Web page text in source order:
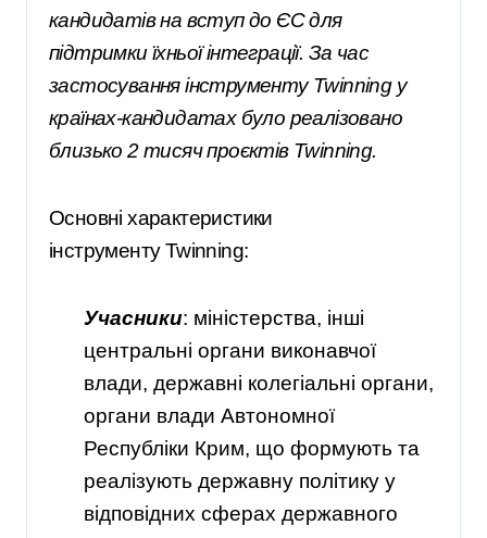
кандидатів на вступ до ЄС для
підтримки їхньої інтеграції. За час
застосування інструменту Twinning у
країнах-кандидатах було реалізовано
близько 2 тисяч проєктів Twinning.
Основні характеристики
інструменту Twinning:
Учасники: міністерства, інші
центральні органи виконавчої
влади, державні колегіальні органи,
органи влади Автономної
Республіки Крим, що формують та
реалізують державну політику у
відповідних сферах державного